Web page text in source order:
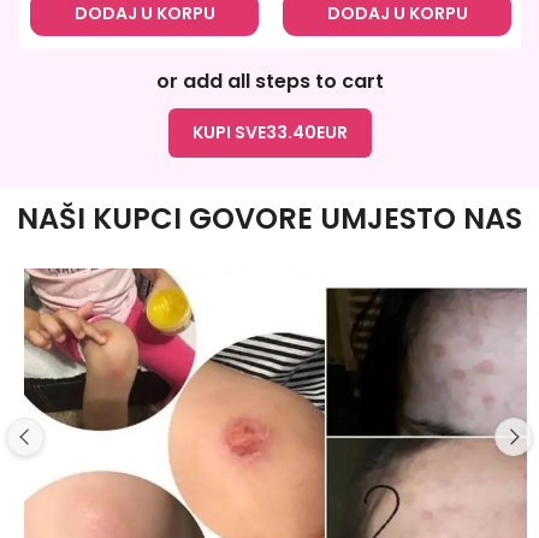
DODAJ U KORPU DODAJ U KORPU
or add all steps to cart
KUPI SVE33.40EUR
NAŠI KUPCI GOVORE UMJESTO NAS